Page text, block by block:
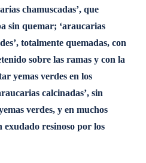
chamuscadas’, que
sin quemar; ‘araucarias
totalmente quemadas, con
sobre las ramas y con la
yemas verdes en los
calcinadas’, sin
verdes, y en muchos
exudado resinoso por los